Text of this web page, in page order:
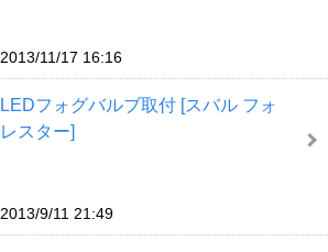
2013/11/17 16:16
LEDフォグバルブ取付 [スバル フォ
レスター]
2013/9/11 21:49